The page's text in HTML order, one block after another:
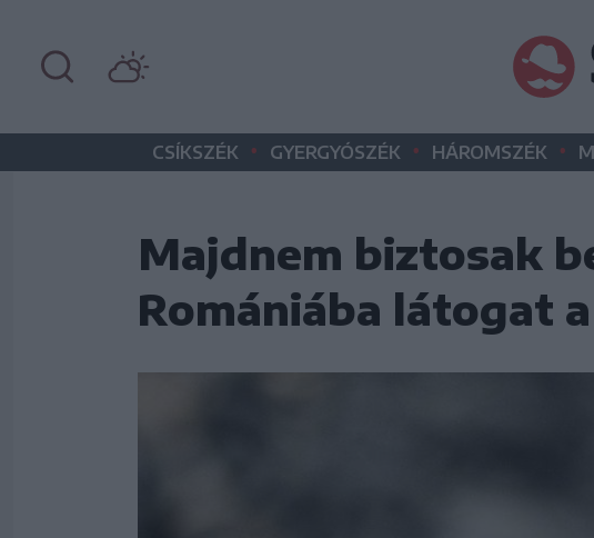
CSÍKSZÉK • GYERGYÓSZÉK • HÁROMSZÉK •
Majdnem biztosak
Romániába látogat